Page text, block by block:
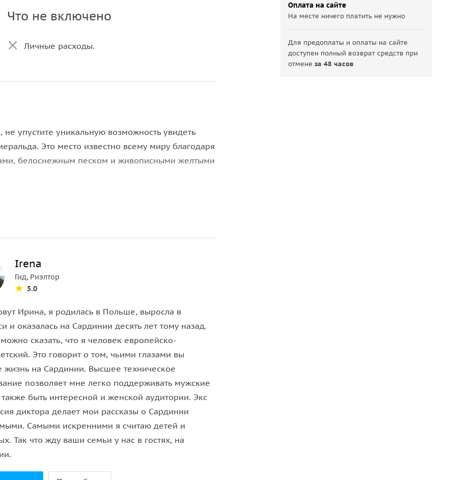
Что не включено
Личные расходы.
упустите уникальную возможность увидеть
Это место известно всему миру благодаря
белоснежным песком и живописными желтыми
обеспечат вам незабываемый отдых на природе.
бутики и сувенирные лавки.
прогуливаясь по рынкам, где можно приобрести
сувениры.
к доисторическим артефактам —
древнейших построек на Земле.
с небольшими группами, что позволяет
маршрута.
условиях мы организуем купание в
своим свежим ароматом, напоминающим запах
местная кухня, мы можем организовать пикник с
блюдами и вином.
глубже узнать остров, мы предложим визит в
Irena
Гид, Риэлтор
5.0
Ирина, я родилась в Польше, выросла в
и оказалась на Сардинии десять лет тому назад.
сказать, что я человек европейско-
Это говорит о том, чьими глазами вы
жизнь на Сардинии. Высшее техническое
позволяет мне легко поддерживать мужские
быть интересной и женской аудитории. Экс
диктора делает мои рассказы о Сардинии
Самыми искренними я считаю детей и
Так что жду ваши семьи у нас в гостях, на
Оплата на сайте
На месте ничего платить не нужно
Для предоплаты и оплаты на сайте
доступен полный возврат средств при
отменеза 48 часов